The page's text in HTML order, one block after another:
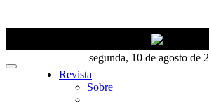
segunda, 10 de agosto de
Revista
Sobre